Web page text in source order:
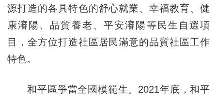
源打造的各具特色的舒心就業、幸福教育、健
康瀋陽、品質養老、平安瀋陽等民生自選項
目，全方位打造社區居民滿意的品質社區工作
特色。
和平區爭當全國模範生。2021年底，和平